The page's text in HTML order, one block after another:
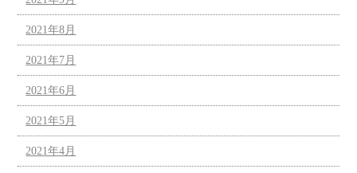
2021年8月
2021年7月
2021年6月
2021年5月
2021年4月